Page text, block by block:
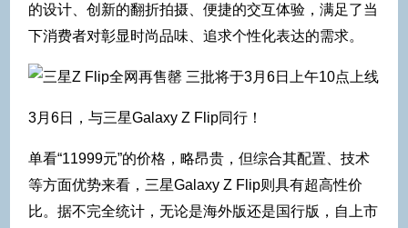
的设计、创新的翻折拍摄、便捷的交互体验，满足了当
下消费者对彰显时尚品味、追求个性化表达的需求。
3月6日，与三星Galaxy Z Flip同行！
单看“11999元”的价格，略昂贵，但综合其配置、技术
等方面优势来看，三星Galaxy Z Flip则具有超高性价
比。据不完全统计，无论是海外版还是国行版，自上市